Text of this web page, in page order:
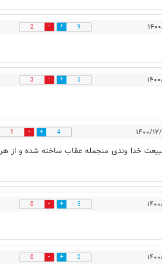
9
2
5
3
4
1
از طبیعت خدا وندی منجمله عقاب ساخته شده و از
5
0
2
0